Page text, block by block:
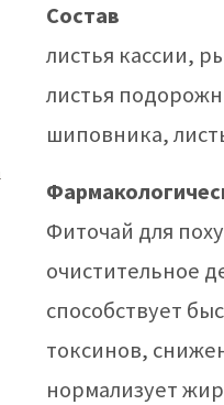
Состав
листья кассии,
листья
шиповника,
Фиточай для
очистительное
способствует
токсинов,
нормализует